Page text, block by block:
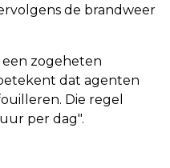
de brandweer
een zogeheten
dat agenten
Die regel
per dag".